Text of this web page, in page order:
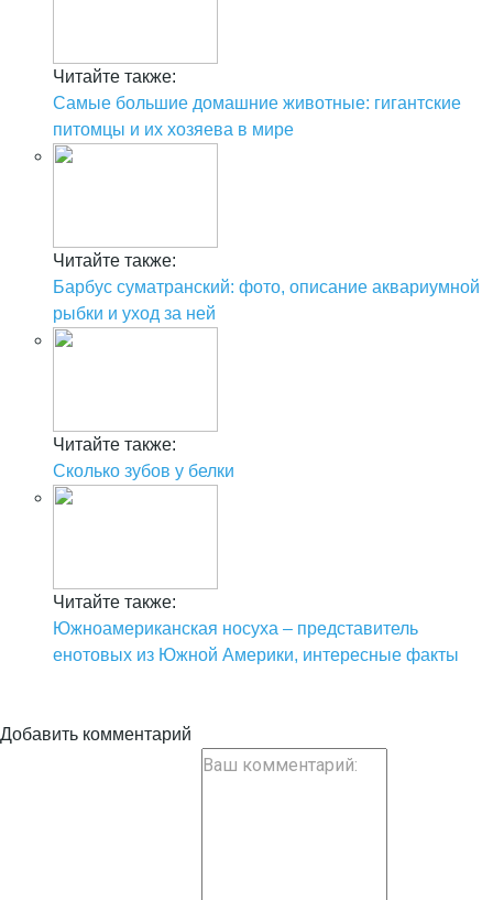
Читайте также:
Самые большие домашние животные: гигантские
питомцы и их хозяева в мире
Читайте также:
Барбус суматранский: фото, описание аквариумной
рыбки и уход за ней
Читайте также:
Сколько зубов у белки
Читайте также:
Южноамериканская носуха – представитель
енотовых из Южной Америки, интересные факты
Добавить комментарий